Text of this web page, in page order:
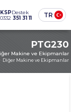
×
KSPDestek
0332 351 31 11 TR
PTG230
Makine ve Ekipmanlar
Diğer Makine ve Ekipmanlar